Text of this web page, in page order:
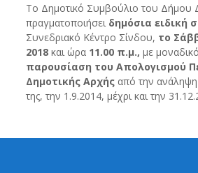
Το Δημοτικό Συμβούλιο του Δήμου
πραγματοποιήσει δημόσια ειδική
Συνεδριακό Κέντρο Σίνδου, το
2018 και ώρα 11.00 π.μ., με
παρουσίαση του Απολογισμού
Δημοτικής Αρχήςαπό την
της, την 1.9.2014, μέχρι και την